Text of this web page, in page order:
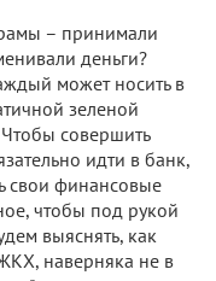
– принимали
деньги?
может носить в
зеленой
совершить
идти в банк,
свои финансовые
чтобы под рукой
выяснять, как
наверняка не в